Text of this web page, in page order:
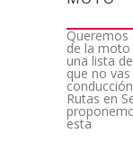
Queremos
de la
una lista
que no
Rutas en
esta